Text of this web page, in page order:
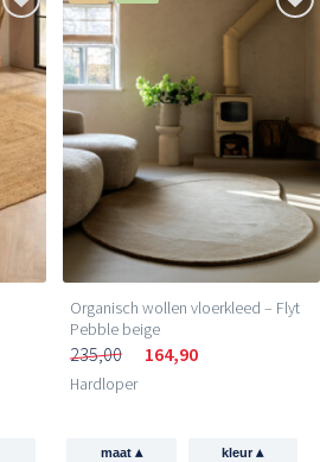
Organisch wollen vloerkleed – Flyt
Pebble beige
235,00 164,90
Hardloper
maat ▴ kleur▴